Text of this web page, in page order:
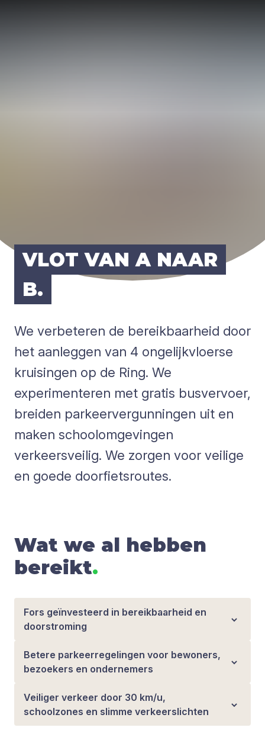
VLOT VAN A NAAR
B.
We verbeteren de bereikbaarheid door
het aanleggen van 4 ongelijkvloerse
kruisingen op de Ring. We
experimenteren met gratis busvervoer,
breiden parkeervergunningen uit en
maken schoolomgevingen
verkeersveilig. We zorgen voor veilige
en goede doorfietsroutes.
Wat we al hebben
bereikt.
Fors geïnvesteerd in bereikbaarheid en
doorstroming
Betere parkeerregelingen voor bewoners,
bezoekers en ondernemers
Veiliger verkeer door 30 km/u,
schoolzones en slimme verkeerslichten